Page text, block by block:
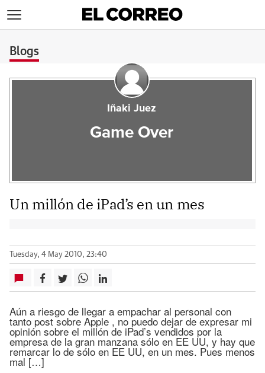
Blogs
Iñaki Juez
Game Over
Un millón de iPad’s en un mes
Tuesday, 4 May 2010, 23:40
Aún a riesgo de llegar a empachar al personal con
tanto post sobre Apple , no puedo dejar de expresar mi
opinión sobre el millón de iPad’s vendidos por la
empresa de la gran manzana sólo en EE UU, y hay que
remarcar lo de sólo en EE UU, en un mes. Pues menos
mal […]